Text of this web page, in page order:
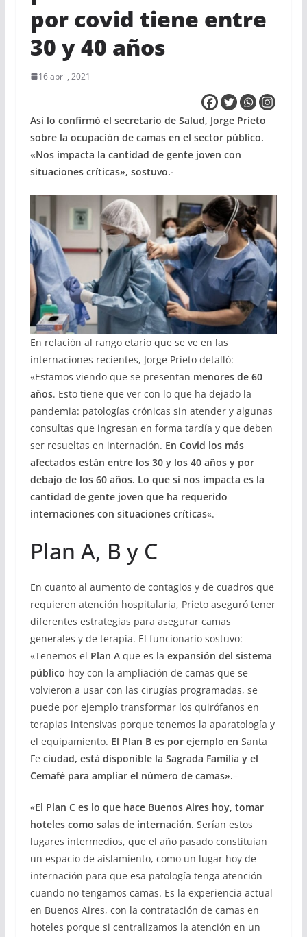
por covid tiene entre
30 y 40 años
16 abril, 2021
Así lo confirmó el secretario de Salud, Jorge Prieto
sobre la ocupación de camas en el sector público.
«Nos impacta la cantidad de gente joven con
situaciones críticas», sostuvo.-
En relación al rango etario que se ve en las
internaciones recientes, Jorge Prieto detalló:
«Estamos viendo que se presentan menores de 60
años. Esto tiene que ver con lo que ha dejado la
pandemia: patologías crónicas sin atender y algunas
consultas que ingresan en forma tardía y que deben
ser resueltas en internación. En Covid los más
afectados están entre los 30 y los 40 años y por
debajo de los 60 años. Lo que sí nos impacta es la
cantidad de gente joven que ha requerido
internaciones con situaciones críticas«.-
Plan A, B y C
En cuanto al aumento de contagios y de cuadros que
requieren atención hospitalaria, Prieto aseguró tener
diferentes estrategias para asegurar camas
generales y de terapia. El funcionario sostuvo:
«Tenemos el Plan A que es la expansión del sistema
público hoy con la ampliación de camas que se
volvieron a usar con las cirugías programadas, se
puede por ejemplo transformar los quirófanos en
terapias intensivas porque tenemos la aparatología y
el equipamiento. El Plan B es por ejemplo en Santa
Fe ciudad, está disponible la Sagrada Familia y el
Cemafé para ampliar el número de camas».–
«El Plan C es lo que hace Buenos Aires hoy, tomar
hoteles como salas de internación. Serían estos
lugares intermedios, que el año pasado constituían
un espacio de aislamiento, como un lugar hoy de
internación para que esa patología tenga atención
cuando no tengamos camas. Es la experiencia actual
en Buenos Aires, con la contratación de camas en
hoteles porque si centralizamos la atención en un